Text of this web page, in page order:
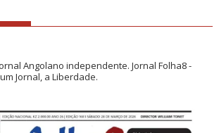
Angolano independente.Jornal Folha8 -
Jornal, a Liberdade.